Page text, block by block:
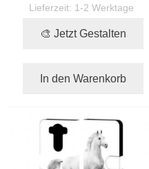
Lieferzeit: 1-2 Werktage
🎨 Jetzt Gestalten
In den Warenkorb